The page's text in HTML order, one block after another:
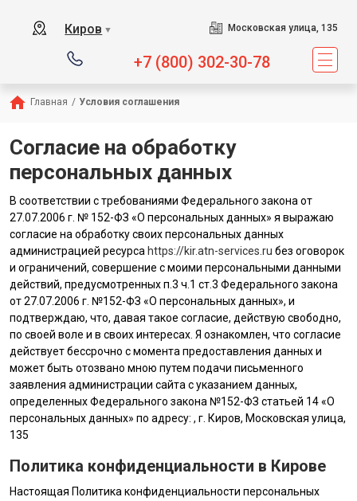
Киров ▼ Московская улица, 135
+7 (800) 302-30-78
Главная / Условия соглашения
Согласие на обработку
персональных данных
В соответствии с требованиями Федерального закона от
27.07.2006 г. № 152-ФЗ «О персональных данных» я выражаю
согласие на обработку своих персональных данных
администрацией ресурса https://kir.atn-services.ru без оговорок
и ограничений, совершение с моими персональными данными
действий, предусмотренных п.3 ч.1 ст.3 Федерального закона
от 27.07.2006 г. №152-ФЗ «О персональных данных», и
подтверждаю, что, давая такое согласие, действую свободно,
по своей воле и в своих интересах. Я ознакомлен, что согласие
действует бессрочно с момента предоставления данных и
может быть отозвано мною путем подачи письменного
заявления администрации сайта с указанием данных,
определенных Федерального закона №152-ФЗ статьей 14 «О
персональных данных» по адресу: , г. Киров, Московская улица,
135
Политика конфиденциальности в Кирове
Настоящая Политика конфиденциальности персональных